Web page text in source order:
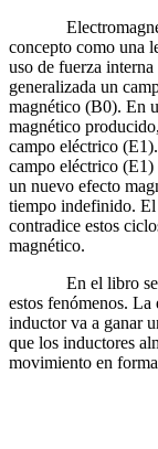
concepto como una
uso de fuerza
generalizada un
magnético (B0). En
magnético
campo eléctrico
campo eléctrico
un nuevo efecto
tiempo indefinido. El
contradice estos
magnético.
En el libro se le
estos fenómenos. La
inductor va a ganar
que los inductores
movimiento en